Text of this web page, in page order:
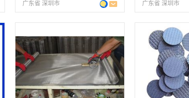
广东省 深圳市 广东省 深圳市
面议
会员注册：第 3 年
经营模式：
生产制造
成立日期： 2007-04-16
会员注册： 第 4
经营模式：生产
成立日期：